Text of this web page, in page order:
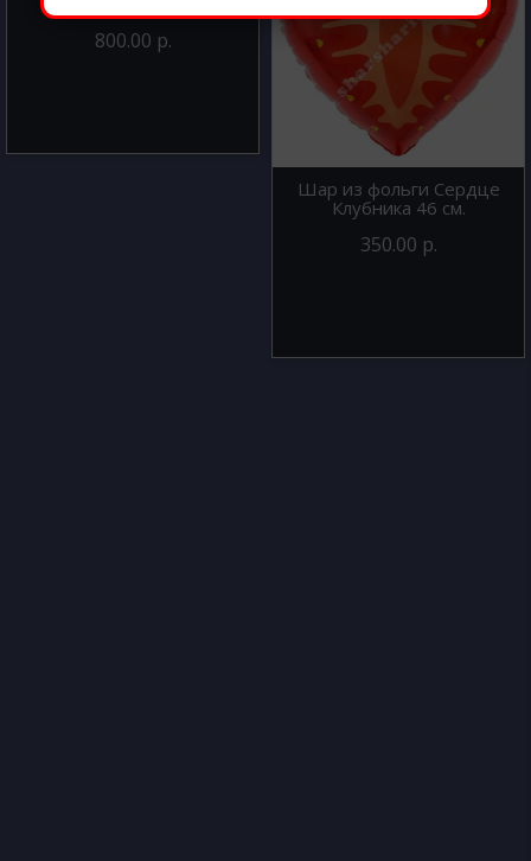
800.00 р.
Шар из фольги Сердце
Клубника 46 см.
350.00 р.